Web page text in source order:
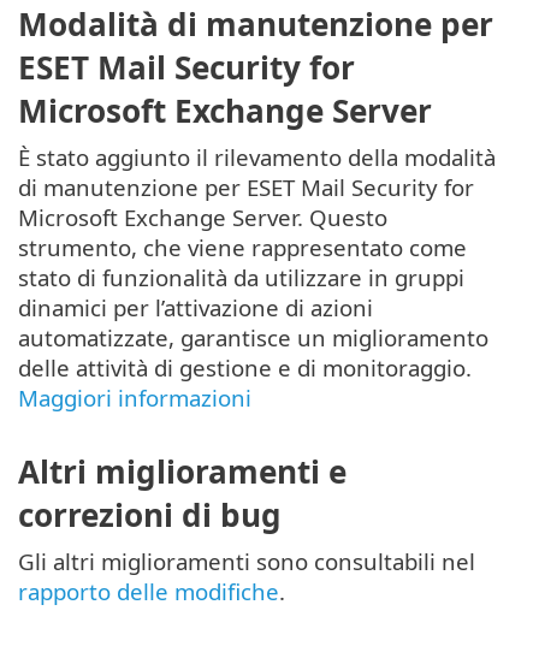
Modalità di manutenzione per
ESET Mail Security for
Microsoft Exchange Server
È stato aggiunto il rilevamento della modalità
di manutenzione per ESET Mail Security for
Microsoft Exchange Server. Questo
strumento, che viene rappresentato come
stato di funzionalità da utilizzare in gruppi
dinamici per l’attivazione di azioni
automatizzate, garantisce un miglioramento
delle attività di gestione e di monitoraggio.
Maggiori informazioni
Altri miglioramenti e
correzioni di bug
Gli altri miglioramenti sono consultabili nel
rapporto delle modifiche.